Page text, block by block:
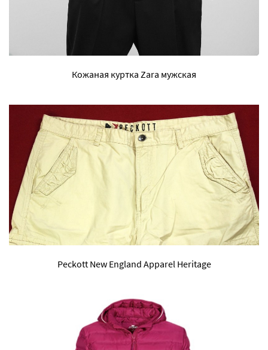
Кожаная куртка Zara мужская
Peckott New England Apparel Heritage